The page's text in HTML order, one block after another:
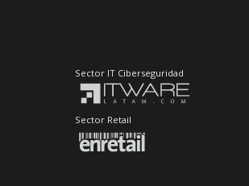
Sector IT Ciberseguridad
Sector Retail